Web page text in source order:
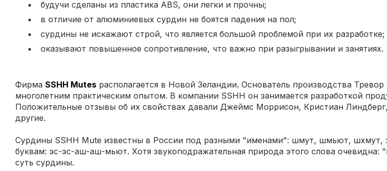
будучи сделаны из пластика ABS, они легки и прочны;
в отличие от алюминиевых сурдин не боятся падения на пол;
сурдины не искажают строй, что является большой проблемой при их разработке;
оказывают повышенное сопротивление, что важно при разыгрывании и занятиях.
Фирма SSHH Mutes располагается в Новой Зеландии. Основатель производства
многолетним практическим опытом. В компании SSHH он занимается разработкой
Положительные отзывы об их свойствах давали Джеймс Моррисон, Кристиан
другие.
Сурдины SSHH Mute известны в России под разными "именами": шмут, шмьют, шхмут,
буквам: эс-эс-аш-аш-мьют. Хотя звукоподражательная природа этого слова
суть сурдины.